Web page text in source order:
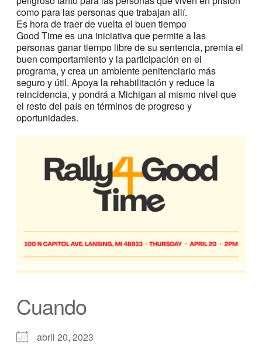
como para las personas que trabajan allí.
Es hora de traer de vuelta el buen tiempo
Good Time es una iniciativa que permite a las
personas ganar tiempo libre de su sentencia, premia el
buen comportamiento y la participación en el
programa, y crea un ambiente penitenciario más
seguro y útil. Apoya la rehabilitación y reduce la
reincidencia, y pondrá a Michigan al mismo nivel que
el resto del país en términos de progreso y
oportunidades.
Cuando
abril 20, 2023